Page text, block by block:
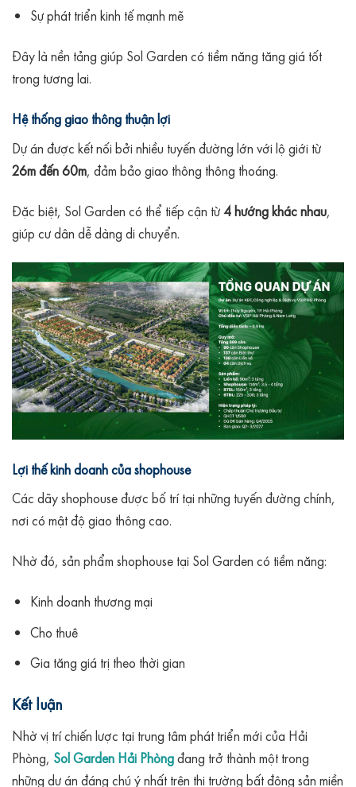
Sự phát triển kinh tế mạnh mẽ
Đây là nền tảng giúp Sol Garden có tiềm năng tăng giá tốt
trong tương lai.
Hệ thống giao thông thuận lợi
Dự án được kết nối bởi nhiều tuyến đường lớn với lộ giới từ
26m đến 60m, đảm bảo giao thông thông thoáng.
Đặc biệt, Sol Garden có thể tiếp cận từ4 hướng khác nhau,
giúp cư dân dễ dàng di chuyển.
Lợi thế kinh doanh của shophouse
Các dãy shophouse được bố trí tại những tuyến đường chính,
nơi có mật độ giao thông cao.
Nhờ đó, sản phẩm shophouse tại Sol Garden có tiềm năng:
Kinh doanh thương mại
Cho thuê
Gia tăng giá trị theo thời gian
Kết luận
Nhờ vị trí chiến lược tại trung tâm phát triển mới của Hải
Phòng, Sol Garden Hải Phòngđang trở thành một trong
những dự án đáng chú ý nhất trên thị trường bất động sản miền